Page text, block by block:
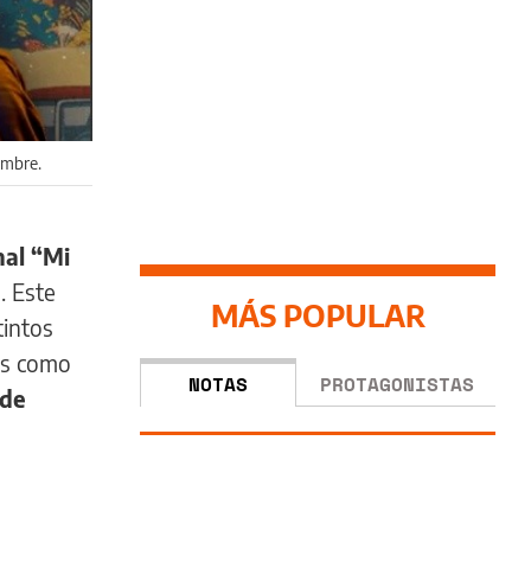
“Mi
Este
como
MÁS POPULAR
NOTAS PROTAGONISTAS